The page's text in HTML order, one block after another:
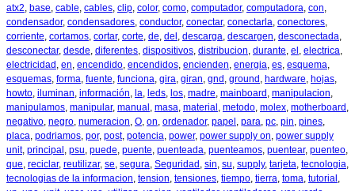
atx2, base, cable, cables, clip, color, como, computador, computadora, con,
condensador, condensadores, conductor, conectar, conectarla, conectores,
corriente, cortamos, cortar, corte, de, del , descarga, descargen, desconectada,
desconectar, desde, diferentes, dispositivos, distribucion, durante, el , electrica,
electricidad , en, encendido, encendidos, encienden, energia, es, esquema,
esquemas, forma, fuente, funciona, gira, giran, gnd , ground , hardware, hojas,
howto, iluminan, información, la, leds, los, madre, mainboard , manipulacion,
manipulamos, manipular, manual , masa, material , metodo, molex, motherboard ,
negativo, negro, numeracion, O, on, ordenador, papel , para, pc, pin, pines,
placa, podriamos, por, post, potencia, power, power supply on, power supply
unit, principal , psu, puede, puente, puenteada, puenteamos, puentear, puenteo,
que, reciclar, reutilizar, se, segura, Seguridad , sin, su, supply, tarjeta, tecnologia,
tecnologias de la informacion, tension, tensiones, tiempo, tierra, toma, tutorial ,